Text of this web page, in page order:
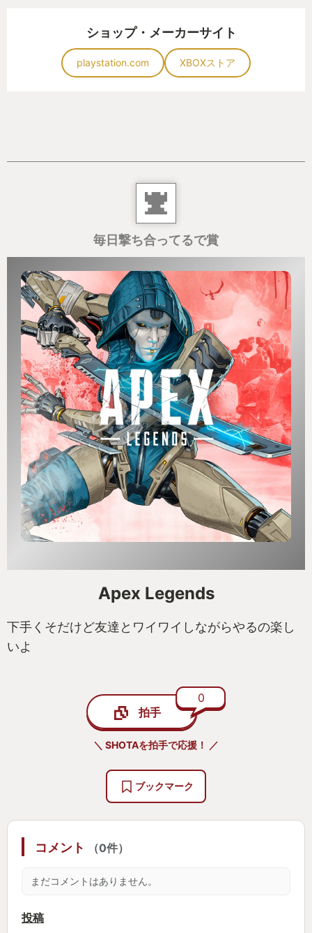
ショップ・メーカーサイト
playstation.com XBOXストア
毎日撃ち合ってるで賞
Apex Legends
下手くそだけど友達とワイワイしながらやるの楽し
いよ
拍手
0
＼ SHOTAを拍手で応援！ ／
ブックマーク
コメント （0件）
まだコメントはありません。
投稿